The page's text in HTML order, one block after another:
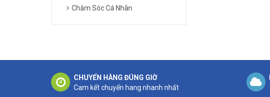
Chăm Sóc Cá Nhân
CHUYỂN HÀNG ĐÚNG GIỜ
Cam kết chuyển hang nhanh nhất